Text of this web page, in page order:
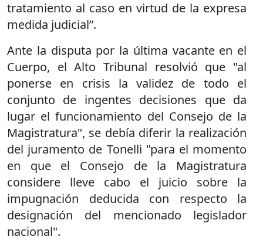
tratamiento al caso en virtud de la expresa
medida judicial”.
Ante la disputa por la última vacante en el
Cuerpo, el Alto Tribunal resolvió que "al
ponerse en crisis la validez de todo el
conjunto de ingentes decisiones que da
lugar el funcionamiento del Consejo de la
Magistratura", se debía diferir la realización
del juramento de Tonelli "para el momento
en que el Consejo de la Magistratura
considere lleve cabo el juicio sobre la
impugnación deducida con respecto la
designación del mencionado legislador
nacional".